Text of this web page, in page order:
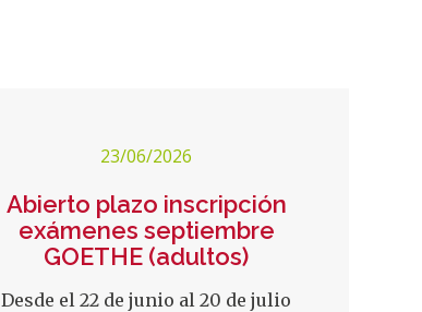
23/06/2026
Abierto plazo inscripción
exámenes septiembre
GOETHE (adultos)
Desde el 22 de junio al 20 de julio